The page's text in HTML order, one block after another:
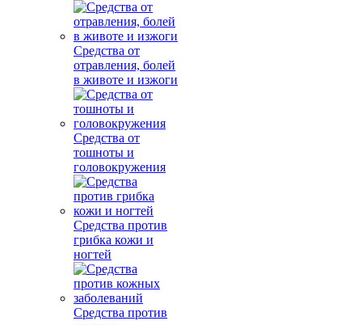
Средства от
отравления, болей
в животе и изжоги
Средства от
тошноты и
головокружения
Средства против
грибка кожи и
ногтей
Средства против